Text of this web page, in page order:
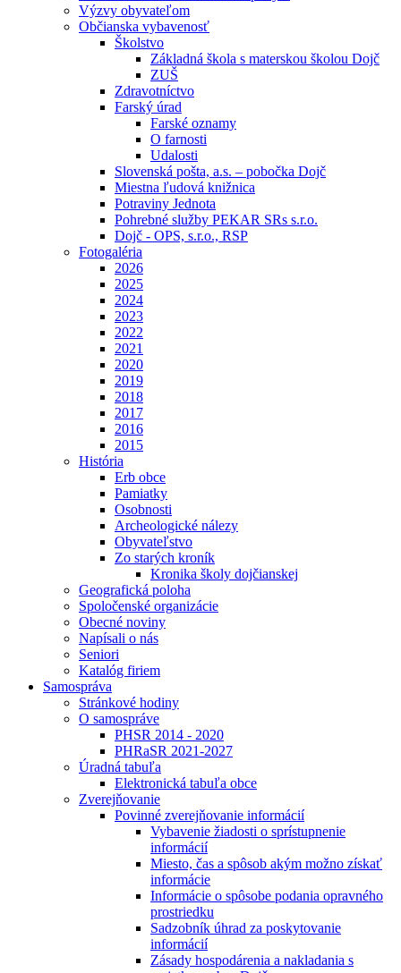
Výzvy obyvateľom
Občianska vybavenosť
Školstvo
Základná škola s materskou školou Dojč
ZUŠ
Zdravotníctvo
Farský úrad
Farské oznamy
O farnosti
Udalosti
Slovenská pošta, a.s. – pobočka Dojč
Miestna ľudová knižnica
Potraviny Jednota
Pohrebné služby PEKAR SRs s.r.o.
Dojč - OPS, s.r.o., RSP
Fotogaléria
2026
2025
2024
2023
2022
2021
2020
2019
2018
2017
2016
2015
História
Erb obce
Pamiatky
Osobnosti
Archeologické nálezy
Obyvateľstvo
Zo starých kroník
Kronika školy dojčianskej
Geografická poloha
Spoločenské organizácie
Obecné noviny
Napísali o nás
Seniori
Katalóg firiem
Samospráva
Stránkové hodiny
O samospráve
PHSR 2014 - 2020
PHRaSR 2021-2027
Úradná tabuľa
Elektronická tabuľa obce
Zverejňovanie
Povinné zverejňovanie informácií
Vybavenie žiadosti o sprístupnenie
informácií
Miesto, čas a spôsob akým možno získať
informácie
Informácie o spôsobe podania opravného
prostriedku
Sadzobník úhrad za poskytovanie
informácií
Zásady hospodárenia a nakladania s